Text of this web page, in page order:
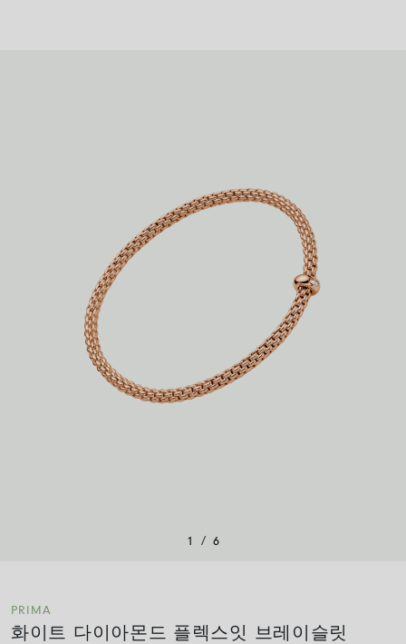
1 / 6
PRIMA
화이트 다이아몬드 플렉스잇 브레이슬릿